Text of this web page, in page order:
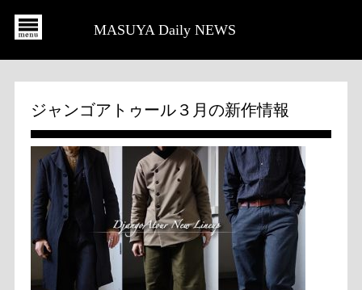
MASUYA Daily NEWS
ジャンゴアトゥール３月の新作情報